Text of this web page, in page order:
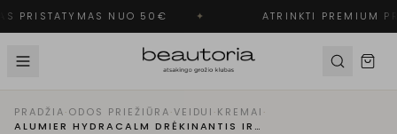
PRISTATYMAS NUO 50€ ✦ ATRINKTI PREMIUM
PRADŽIA·ODOS PRIEŽIŪRA·VEIDUI ·KREMAI ·
ALUMIER HYDRACALM DRĖKINANTIS IR RAMINANTIS VEIDO KREMAS